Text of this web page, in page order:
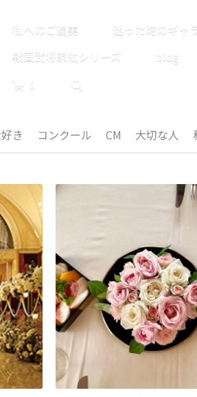
私へのご褒美
迷った時のギャ
戦国武将家紋シリーズ
blog
0
き コンクール CM 大切な人